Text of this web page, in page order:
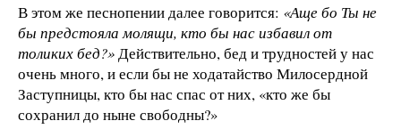
В этом же песнопении далее говорится: «Аще бо Ты не
бы предстояла молящи, кто бы нас избавил от
толиких бед?» Действительно, бед и трудностей у нас
очень много, и если бы не ходатайство Милосердной
Заступницы, кто бы нас спас от них, «кто же бы
сохранил до ныне свободны?»